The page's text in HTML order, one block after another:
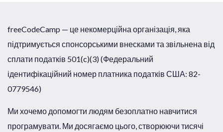
freeCodeCamp — це некомерційна організація, яка
підтримується спонсорськими внесками та звільнена від
сплати податків 501(c)(3) (Федеральний
ідентифікаційний номер платника податків США: 82-
0779546)
Ми хочемо допомогти людям безоплатно навчитися
програмувати. Ми досягаємо цього, створюючи тисячі